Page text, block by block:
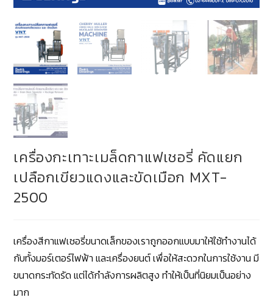
เครื่องกะเทาะเมล็ดกาแฟเชอรี่ คัดแยก
เปลือกเขียวแดงและขัดเมือก MXT-
2500
เครื่องสีกาแฟเชอรี่ขนาดเล็กของเราถูกออกแบบมาให้ใช้ทํางานได้
กับทั้งมอร์เตอร์ไฟฟ้า และเครื่องยนต์ เพื่อให้สะดวกในการใช้งาน มี
ขนาดกระทัดรัด แต่ได้กําลังการผลิตสูง ทําให้เป็นที่นิยมเป็นอย่าง
มาก